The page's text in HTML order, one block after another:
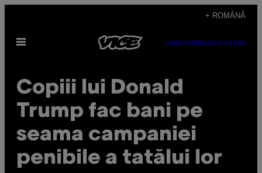
content
+ ROMÂNĂ
Open
SUBSCRIBENEWSLETTER
Copiii lui Donald
Trump fac bani pe
seama campaniei
penibile a tatălui lor